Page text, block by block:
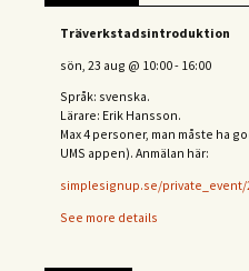
Träverkstadsintroduktion
sön, 23 aug @ 10:00- 16:00
Språk: svenska.
Lärare: Erik Hansson.
Max 4 personer, man måste ha
UMS appen). Anmälan här:
simplesignup.se/private_event/
See more details